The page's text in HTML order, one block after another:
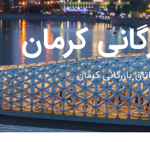
کرمان
اتاق بازرگانی کرمان